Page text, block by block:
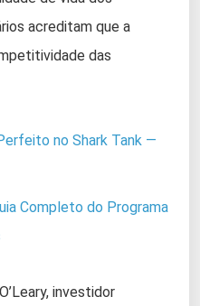
acreditam que a
das
no Shark Tank —
Completo do Programa
investidor